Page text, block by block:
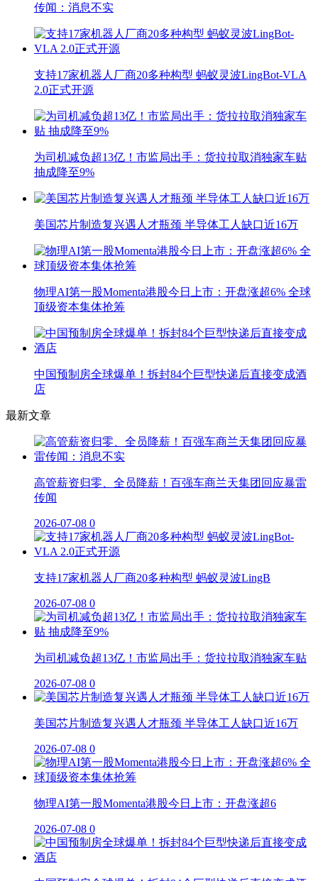
传闻：消息不实
支持17家机器人厂商20多种构型 蚂蚁灵波LingBot-VLA
2.0正式开源
为司机减负超13亿！市监局出手：货拉拉取消独家车贴
抽成降至9%
美国芯片制造复兴遇人才瓶颈 半导体工人缺口近16万
物理AI第一股Momenta港股今日上市：开盘涨超6% 全球
顶级资本集体抢筹
中国预制房全球爆单！拆封84个巨型快递后直接变成酒
店
最新文章
高管薪资归零、全员降薪！百强车商兰天集团回应暴雷
传闻
2026-07-08 0
支持17家机器人厂商20多种构型 蚂蚁灵波LingB
2026-07-08 0
为司机减负超13亿！市监局出手：货拉拉取消独家车贴
2026-07-08 0
美国芯片制造复兴遇人才瓶颈 半导体工人缺口近16万
2026-07-08 0
物理AI第一股Momenta港股今日上市：开盘涨超6
2026-07-08 0